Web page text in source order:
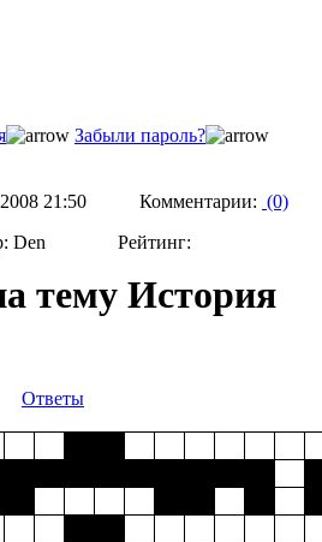
Забыли пароль?
21:50 Комментарии: (0)
Den Рейтинг:
тему История
Ответы